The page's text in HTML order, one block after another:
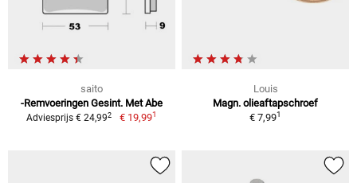
saito
-Remvoeringen Gesint. Met Abe
Adviesprijs € 24,992 € 19,991
Louis
Magn. olieaftapschroef
€ 7,991